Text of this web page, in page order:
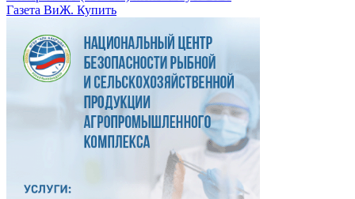
Газета ВиЖ. Купить